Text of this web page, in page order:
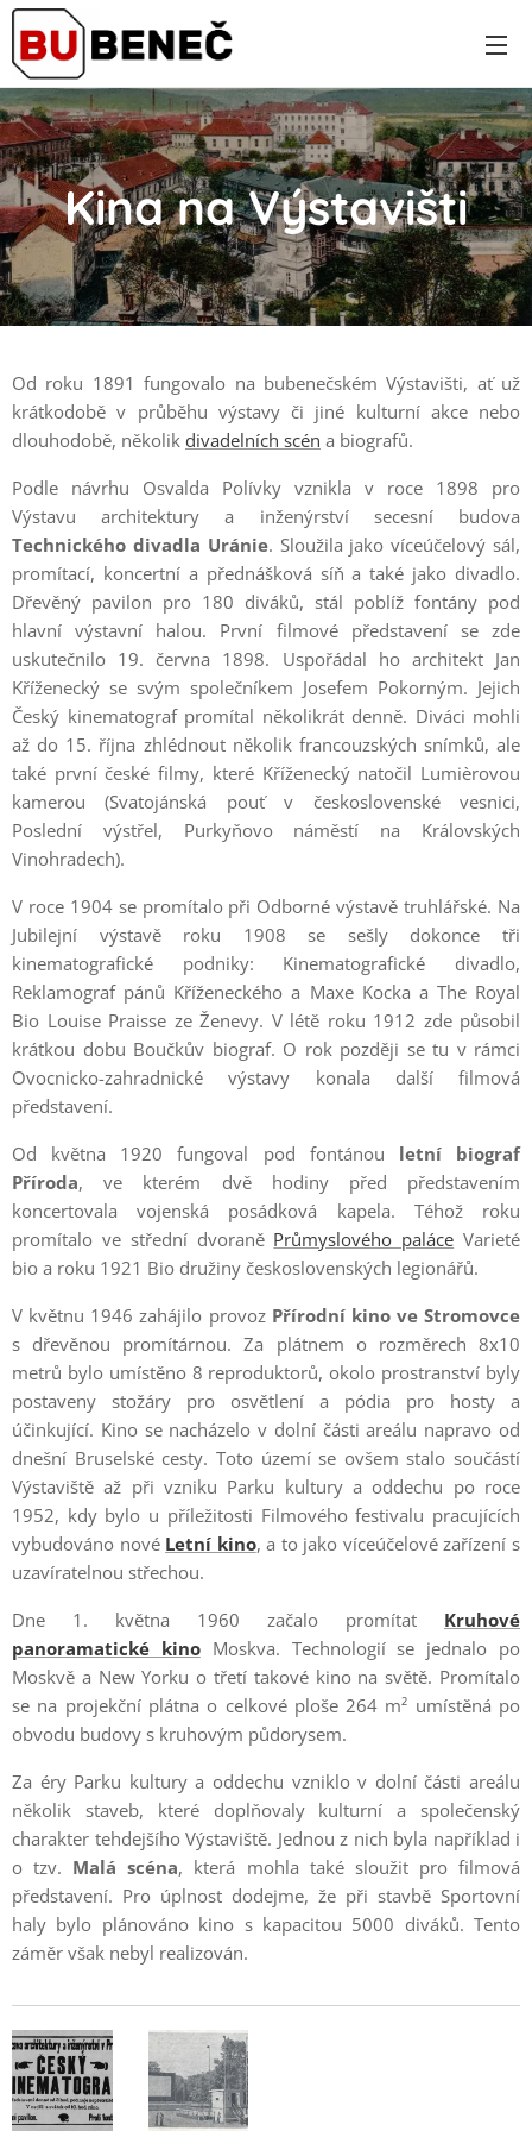
Kina na Výstavišti
Od roku 1891 fungovalo na bubenečském Výstavišti, ať už
krátkodobě v průběhu výstavy či jiné kulturní akce nebo
dlouhodobě, několik divadelních scén a biografů.
Podle návrhu Osvalda Polívky vznikla v roce 1898 pro
Výstavu architektury a inženýrství secesní budova
Technického divadla Uránie. Sloužila jako víceúčelový sál,
promítací, koncertní a přednášková síň a také jako divadlo.
Dřevěný pavilon pro 180 diváků, stál poblíž fontány pod
hlavní výstavní halou. První filmové představení se zde
uskutečnilo 19. června 1898. Uspořádal ho architekt Jan
Kříženecký se svým společníkem Josefem Pokorným. Jejich
Český kinematograf promítal několikrát denně. Diváci mohli
až do 15. října zhlédnout několik francouzských snímků, ale
také první české filmy, které Kříženecký natočil Lumièrovou
kamerou (Svatojánská pouť v československé vesnici,
Poslední výstřel, Purkyňovo náměstí na Královských
Vinohradech).
V roce 1904 se promítalo při Odborné výstavě truhlářské. Na
Jubilejní výstavě roku 1908 se sešly dokonce tři
kinematografické podniky: Kinematografické divadlo,
Reklamograf pánů Kříženeckého a Maxe Kocka a The Royal
Bio Louise Praisse ze Ženevy. V létě roku 1912 zde působil
krátkou dobu Boučkův biograf. O rok později se tu v rámci
Ovocnicko-zahradnické výstavy konala další filmová
představení.
Od května 1920 fungoval pod fontánou letní biograf
Příroda, ve kterém dvě hodiny před představením
koncertovala vojenská posádková kapela. Téhož roku
promítalo ve střední dvoraně Průmyslového paláce Varieté
bio a roku 1921 Bio družiny československých legionářů.
V květnu 1946 zahájilo provoz Přírodní kino ve Stromovce
s dřevěnou promítárnou. Za plátnem o rozměrech 8x10
metrů bylo umístěno 8 reproduktorů, okolo prostranství byly
postaveny stožáry pro osvětlení a pódia pro hosty a
účinkující. Kino se nacházelo v dolní části areálu napravo od
dnešní Bruselské cesty. Toto území se ovšem stalo součástí
Výstaviště až při vzniku Parku kultury a oddechu po roce
1952, kdy bylo u příležitosti Filmového festivalu pracujících
vybudováno nové Letní kino, a to jako víceúčelové zařízení s
uzavíratelnou střechou.
Dne 1. května 1960 začalo promítat Kruhové
panoramatické kino Moskva. Technologií se jednalo po
Moskvě a New Yorku o třetí takové kino na světě. Promítalo
se na projekční plátna o celkové ploše 264 m² umístěná po
obvodu budovy s kruhovým půdorysem.
Za éry Parku kultury a oddechu vzniklo v dolní části areálu
několik staveb, které doplňovaly kulturní a společenský
charakter tehdejšího Výstaviště. Jednou z nich byla například i
o tzv. Malá scéna, která mohla také sloužit pro filmová
představení. Pro úplnost dodejme, že při stavbě Sportovní
haly bylo plánováno kino s kapacitou 5000 diváků. Tento
záměr však nebyl realizován.